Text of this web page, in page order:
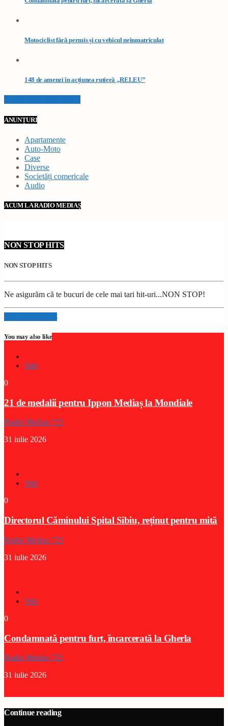
Motociclist fără permis și cu vehicul neînmatriculat
148 de amenzi în acțiunea rutieră „RELEU”
ANUNȚURI
Apartamente
Auto-Moto
Case
Diverse
Societăți comericale
Audio
ACUM LA RADIO MEDIAȘ
NON STOP HITS
NON STOP HITS
Ne asigurăm că te bucuri de cele mai tari hit-uri...NON STOP!
Info and episodes
You may also like
Stiri
0
21 de medalii pentru Ippon Mediaș la Mondiale
Radio Medias 725
31 iulie 2026
Stiri
0
Directorul Căminului Spital Sibiu, reținut pentru mită
Radio Medias 725
31 iulie 2026
Stiri
0
Condamnată pentru furt, încarcerată la Gherla
Radio Medias 725
31 iulie 2026
Continue reading